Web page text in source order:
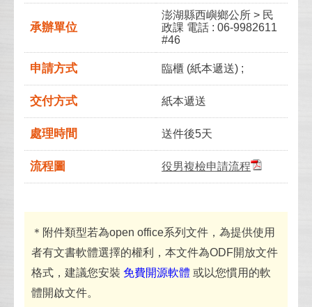
承辦單位
澎湖縣西嶼鄉公所 > 民
政課 電話 : 06-9982611
#46
申請方式 臨櫃 (紙本遞送) ;
交付方式 紙本遞送
處理時間 送件後5天
流程圖 役男複檢申請流程
＊附件類型若為open office系列文件，為提供使用
者有文書軟體選擇的權利，本文件為ODF開放文件
格式，建議您安裝 免費開源軟體 或以您慣用的軟
體開啟文件。